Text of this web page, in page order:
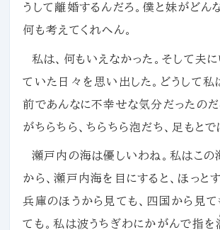
うして離婚するんだろ。僕と妹がどん
何も考えてくれへん。
私は、何もいえなかった。そして夫
ていた日々を思い出した。どうして私
前であんなに不幸せな気分だったのだ
がちらちら、ちらちら泡だち、足もとで
瀬戸内の海は優しいわね。私はこの
から、瀬戸内海を目にすると、ほっと
兵庫のほうから見ても、四国から見て
ても。私は波うちぎわにかがんで指を